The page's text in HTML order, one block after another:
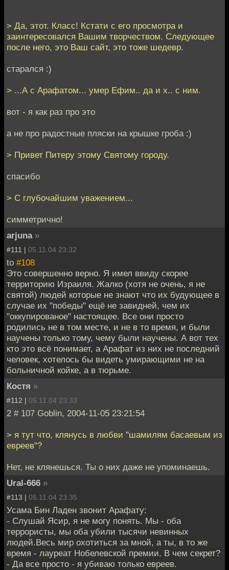
> Да, этот. Класс! Кстати с его просмотра и
заинтересовался Вашим творчеством. Следующее
после него, это Ваш сайт, это тоже шедевр.
старался :)
> ...А с Арафатом... умер Ефим.. да и х.. с ним.
вот - я как раз про это
а не про радостные пляски на крышке гроба :)
> Привет Питеру этому Святому городу.
спасибо
> С глубочайшим уважением...
симметрично!
arjuna »
#111 | 05.11.04 23:32
to #108
Это совершенно верно. Я имел ввиду скорее
территорию Израиля. Жалко (хотя не очень, я не
святой) людей которые не знают что их будующее в
случае их "победы" ещё не завидней, чем их
"оккупированое" настоящее. Все они просто
родились не в том месте, и не в то время, и были
научены только тому, чему были научены. А вот тех
кто это всё понимает, а Арафат из них не последний
человек, хотелось бы видеть умирающими не на
больничной койке, а в тюрьме.
Костя »
#112 | 05.11.04 23:33
2 # 107 Goblin, 2004-11-05 23:21:54
> я тут что, клянусь в любви "шамилям басаевым из
евреев"?
Нет, не клянешься. Ты о них даже не упоминаешь.
Ural-666 »
#113 | 05.11.04 23:35
Усама Бин Ладен звонит Арафату:
- Слушай Ясир, я не могу понять. Мы - оба
террористы, мы оба убили тысячи невинных
людей.Весь мир охотиться за мной, а ты, в то же
время - лауреат Нобелевской премии. В чем секрет?
- Да все просто - я убиваю только евреев.